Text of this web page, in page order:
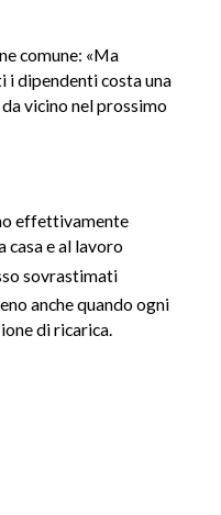
comune: «Ma
dipendenti costa una
vicino nel prossimo
effettivamente
e al lavoro
sovrastimati
anche quando ogni
di ricarica.